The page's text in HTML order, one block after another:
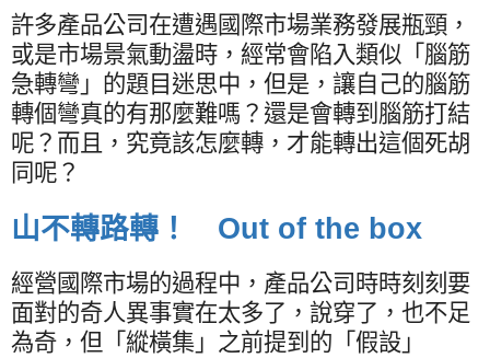
許多產品公司在遭遇國際市場業務發展瓶頸，
或是市場景氣動盪時，經常會陷入類似「腦筋
急轉彎」的題目迷思中，但是，讓自己的腦筋
轉個彎真的有那麼難嗎？還是會轉到腦筋打結
呢？而且，究竟該怎麼轉，才能轉出這個死胡
同呢？
山不轉路轉！ Out of the box
經營國際市場的過程中，產品公司時時刻刻要
面對的奇人異事實在太多了，說穿了，也不足
為奇，但「縱橫集」之前提到的「假設」